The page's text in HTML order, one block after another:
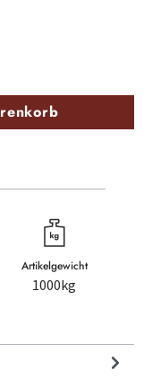
Artikelgewicht
1000kg